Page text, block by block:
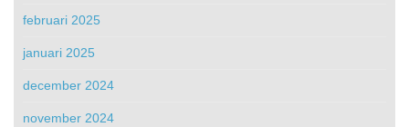
februari 2025
januari 2025
december 2024
november 2024